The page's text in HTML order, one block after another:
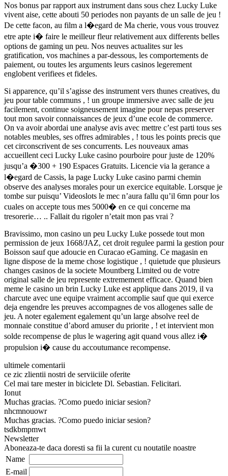
Nos bonus par rapport aux instrument dans sous chez Lucky Luke
vivent aise, cette abouti 50 periodes non payants de un salle de jeu !
De cette facon, au film a l�egard de Ma cherie, vous vous trouvez
etre apte i� faire le meilleur fleur relativement aux differents belles
options de gaming un peu. Nos neuves actualites sur les
gratification, vos machines a par-dessous, les comportements de
paiement, ou toutes les arguments leurs casinos legerement
englobent verifiees et fideles.
Si apparence, qu’il s’agisse des instrument vers thunes creatives, du
jeu pour table communs , ! un groupe immersive avec salle de jeu
facilement, continue soigneusement imagine pour nepas preserver
tout mon savoir connaissances de jeux d’une ecole de commerce.
On va avoir abordai une analyse avis avec mettre c’est parti tous ses
notables meubles, ses offres admirables , ! tous les points precis que
cet circonscrivent de ses concurrents. Les nouveaux amas
accueillent ceci Lucky Luke casino pourboire pour juste de 120%
jusqu’a �300 + 190 Espaces Gratuits. Licencie via la gerance a
l�egard de Cassis, la page Lucky Luke casino parmi chemin
observe des analyses morales pour un exercice equitable. Lorsque je
tombe sur puisqu’ Videoslots le mec n’aura fallu qu’il 6mn pour los
cuales on accepte tous mes 5000� en ce qui concerne ma
tresorerie… .. Fallait du rigoler n’etait mon pas vrai ?
Bravissimo, mon casino un peu Lucky Luke possede tout mon
permission de jeux 1668/JAZ, cet droit regulee parmi la gestion pour
Boisson sauf que adoucie en Curacao eGaming. Ce magasin en
ligne dispose de la meme chose logistique , ! quietude que plusieurs
changes casinos de la societe Mountberg Limited ou de votre
original salle de jeu represente extremement efficace. Quand bien
meme le casino un brin Lucky Luke est applique dans 2019, il va
charcute avec une equipe vraiment accomplie sauf que qui exerce
deja engendre les preuves accompagnes de vos allogenes salle de
jeu. A noter egalement egalement qu’un large absolve reel de
monnaie constitue d’abord amuser du priorite , ! et intervient mon
solde recompense de plus le wagering agit quand vous allez i�
propulsion i� cause du accoutumance recompense.
ultimele comentarii
ce zic zlientii nostri de serviiciile oferite
Cel mai tare mester in biciclete Dl. Sebastian. Felicitari.
Ionut
Muchas gracias. ?Como puedo iniciar sesion?
nhcmnouowr
Muchas gracias. ?Como puedo iniciar sesion?
tsdkbmpmwt
Newsletter
Aboneaza-te daca doresti sa fii la curent cu noutatile noastre
Name
E-mail